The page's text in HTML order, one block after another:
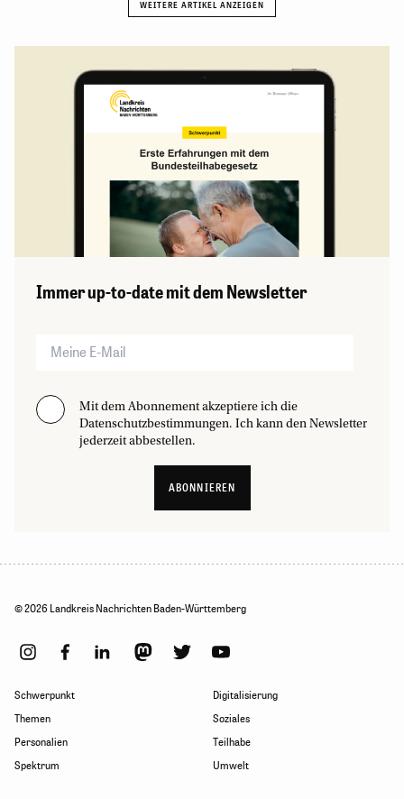
Immer up-to-date mit dem Newsletter
Mit dem Abonnement akzeptiere ich die
Datenschutzbestimmungen. Ich kann den Newsletter
jederzeit abbestellen.
ABONNIEREN
Schwerpunkt
Themen
Personalien
Spektrum
Digitalisierung
Soziales
Teilhabe
Umwelt
© 2026 Landkreis Nachrichten Baden-Württemberg